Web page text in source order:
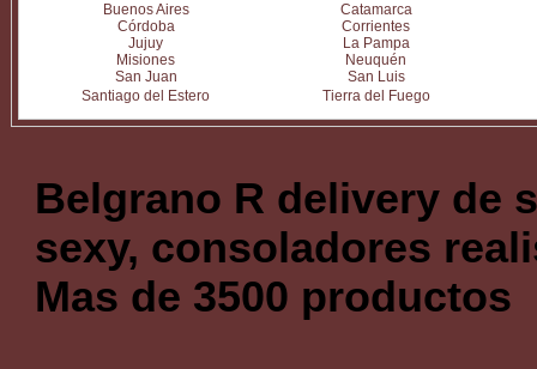
Buenos Aires
Catamarca
Córdoba
Corrientes
Jujuy
La Pampa
Misiones
Neuquén
San Juan
San Luis
Santiago del Estero
Tierra del Fuego
Belgrano R delivery de
sexy, consoladores
Mas de 3500 productos